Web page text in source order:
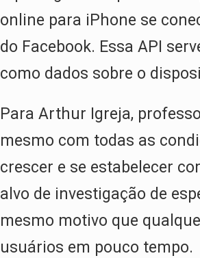
online para iPhone se
do Facebook. Essa API
como dados sobre o
Para Arthur Igreja,
mesmo com todas as
crescer e se estabelecer
alvo de investigação de
mesmo motivo que
usuários em pouco tempo.